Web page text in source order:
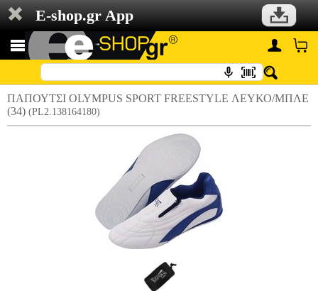
E-shop.gr App
ΠΑΠΟΥΤΣΙ OLYMPUS SPORT FREESTYLE ΛΕΥΚΟ/ΜΠΛΕ
(34) (PL2.138164180)